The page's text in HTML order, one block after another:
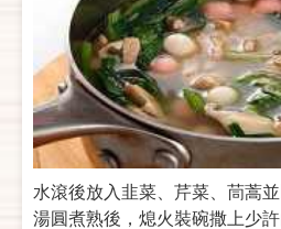
水滾後放入韭菜、芹菜、茼蒿
湯圓煮熟後，熄火裝碗撒上少許